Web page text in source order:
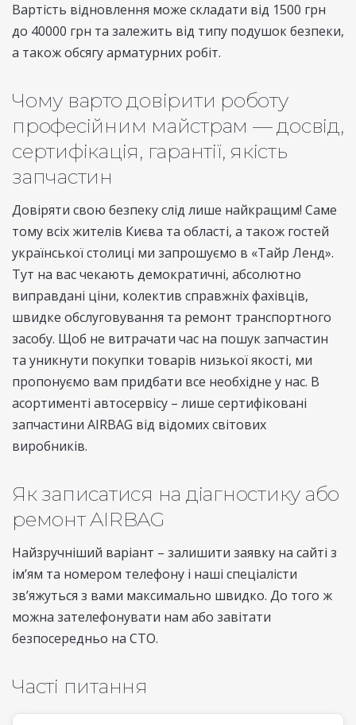
Вартість відновлення може складати від 1500 грн
до 40000 грн та залежить від типу подушок безпеки,
а також обсягу арматурних робіт.
Чому варто довірити роботу
професійним майстрам — досвід,
сертифікація, гарантії, якість
запчастин
Довіряти свою безпеку слід лише найкращим! Саме
тому всіх жителів Києва та області, а також гостей
української столиці ми запрошуємо в «Тайр Ленд».
Тут на вас чекають демократичні, абсолютно
виправдані ціни, колектив справжніх фахівців,
швидке обслуговування та ремонт транспортного
засобу. Щоб не витрачати час на пошук запчастин
та уникнути покупки товарів низької якості, ми
пропонуємо вам придбати все необхідне у нас. В
асортименті автосервісу – лише сертифіковані
запчастини AIRBAG від відомих світових
виробників.
Як записатися на діагностику або
ремонт AIRBAG
Найзручніший варіант – залишити заявку на сайті з
ім’ям та номером телефону і наші спеціалісти
зв’яжуться з вами максимально швидко. До того ж
можна зателефонувати нам або завітати
безпосередньо на СТО.
Часті питання